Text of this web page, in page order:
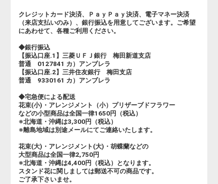
クレジットカード決済、ＰａｙＰａｙ決済、電子マネー決済
（来店支払いのみ）、銀行振込を用意してございます。ご希望
にあわせて、各種ご利用ください。
◆銀行振込
【振込口座.1】三菱ＵＦＪ銀行 梅田新道支店
普通 0127841 カ）アンブレラ
【振込口座.2】三井住友銀行 梅田支店
普通 9330161 カ）アンブレラ
◆宅急便による配送
花束(小)・アレンジメント（小）プリザーブドフラワー
などの小型商品は全国一律1650円（税込）
※北海道・沖縄は3,300円（税込）
※離島地域は別途メールにてご連絡いたします。
花束(大)・アレンジメント(大)・胡蝶蘭などの
大型商品は全国一律2,750円
※北海道・沖縄は4,400円（税込）となります。
スタンド花に関しましては郵送不可の商品です。
ご了承下さいませ。